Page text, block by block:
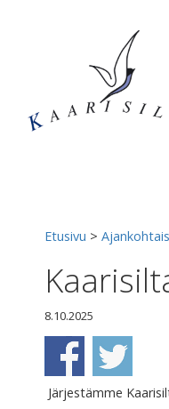
Etusivu >
8.10.2025
Järjestämme